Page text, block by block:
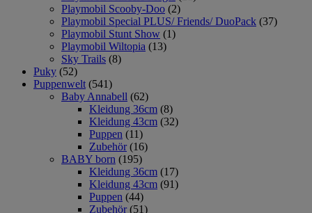
Playmobil Scooby-Doo (2)
Playmobil Special PLUS/ Friends/ DuoPack (37)
Playmobil Stunt Show (1)
Playmobil Wiltopia (13)
Sky Trails (8)
Puky (52)
Puppenwelt (541)
Baby Annabell (62)
Kleidung 36cm (8)
Kleidung 43cm (32)
Puppen (11)
Zubehör (16)
BABY born (195)
Kleidung 36cm (17)
Kleidung 43cm (91)
Puppen (44)
Zubehör (51)